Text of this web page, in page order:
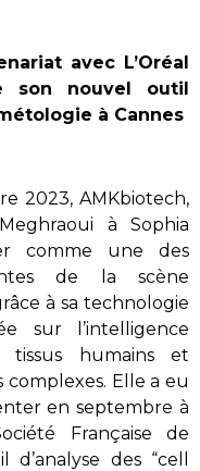
avec L’Oréal
son nouvel outil
à Cannes
2023, AMKbiotech,
à Sophia
comme une des
de la scène
à sa technologie
sur l’intelligence
tissus humains et
complexes. Elle a eu
en septembre à
Française de
des “cell